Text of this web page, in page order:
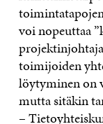
voi nopeuttaa
toimijoiden
löytyminen on
mutta sitäkin
–